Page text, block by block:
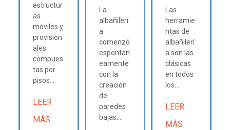
estructur
as
móviles y
provision
ales
compues
tas por
pisos...
LEER
MÁS
La
albañilerí
a
comenzó
espontán
eamente
con la
creación
de
paredes
bajas...
Las
herramie
ntas de
albañilerí
a son las
clásicas
en todos
los...
LEER
MÁS